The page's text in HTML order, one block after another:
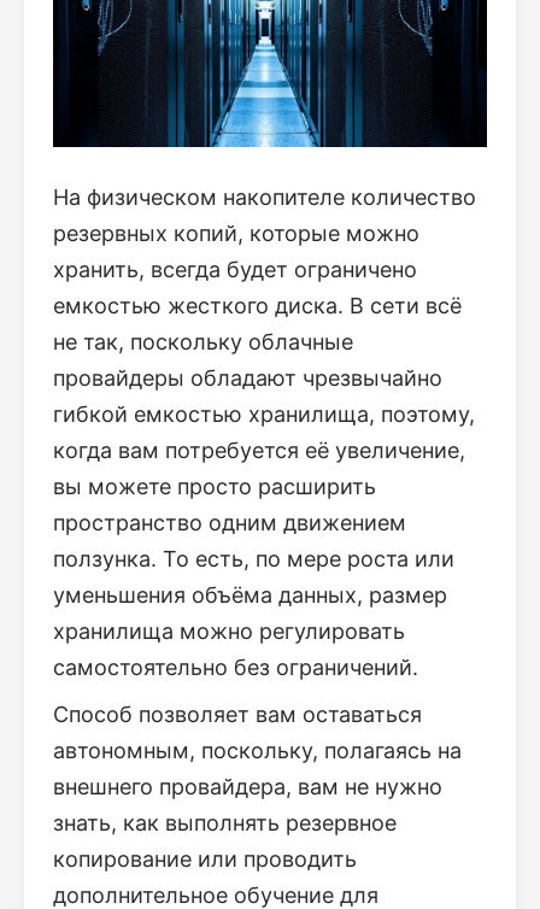
На физическом накопителе количество
резервных копий, которые можно
хранить, всегда будет ограничено
емкостью жесткого диска. В сети всё
не так, поскольку облачные
провайдеры обладают чрезвычайно
гибкой емкостью хранилища, поэтому,
когда вам потребуется её увеличение,
вы можете просто расширить
пространство одним движением
ползунка. То есть, по мере роста или
уменьшения объёма данных, размер
хранилища можно регулировать
самостоятельно без ограничений.
Способ позволяет вам оставаться
автономным, поскольку, полагаясь на
внешнего провайдера, вам не нужно
знать, как выполнять резервное
копирование или проводить
дополнительное обучение для